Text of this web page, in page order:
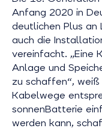
Anfang 2020 in
deutlichen Plus an
auch die
vereinfacht. „Eine
Anlage und
zu schaffen“, weiß
Kabelwege
sonnenBatterie
werden kann,